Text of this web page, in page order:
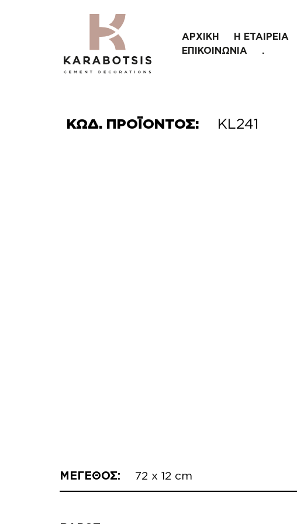
ΑΡΧΙΚΗ Η ΕΤΑΙΡΕΙΑ
ΕΠΙΚΟΙΝΩΝΙΑ
.
ΚΩΔ. ΠΡΟΪΟΝΤΟΣ: KL241
ΜΕΓΕΘΟΣ: 72 x 12 cm